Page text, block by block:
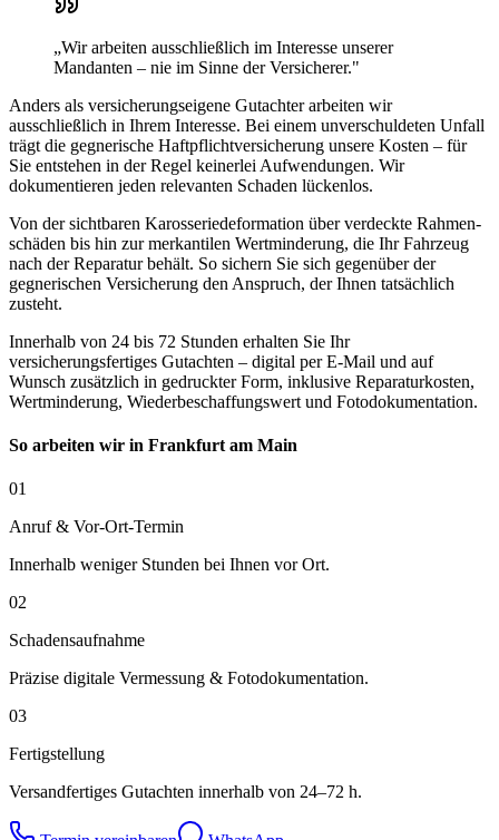
„Wir arbeiten ausschließlich im Interesse unserer
Mandanten – nie im Sinne der Versicherer."
Anders als versicherungseigene Gutachter arbeiten wir
ausschließlich in Ihrem Interesse. Bei einem unverschuldeten Unfall
trägt die gegnerische Haftpflicht­versicherung unsere Kosten – für
Sie entstehen in der Regel keinerlei Aufwendungen. Wir
dokumentieren jeden relevanten Schaden lückenlos.
Von der sichtbaren Karosserie­deformation über verdeckte Rahmen­
schäden bis hin zur merkantilen Wertminderung, die Ihr Fahrzeug
nach der Reparatur behält. So sichern Sie sich gegenüber der
gegnerischen Versicherung den Anspruch, der Ihnen tatsächlich
zusteht.
Innerhalb von 24 bis 72 Stunden erhalten Sie Ihr
versicherungsfertiges Gutachten – digital per E-Mail und auf
Wunsch zusätzlich in gedruckter Form, inklusive Reparaturkosten,
Wertminderung, Wiederbeschaffungswert und Fotodokumentation.
So arbeiten wir in Frankfurt am Main
01
Anruf & Vor-Ort-Termin
Innerhalb weniger Stunden bei Ihnen vor Ort.
02
Schadensaufnahme
Präzise digitale Vermessung & Fotodokumentation.
03
Fertigstellung
Versandfertiges Gutachten innerhalb von 24–72 h.